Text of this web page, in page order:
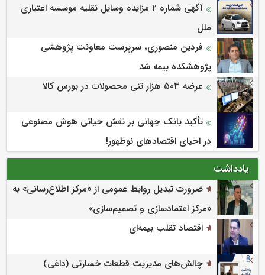
آگهی شماره 2 مزایده وسایل نقلیه موسسه اعتباری
ملل
فردین منصوری، سرپرست معاونت پژوهشی
پژوهشكده بیمه شد
عرضه ۵۰۳ هزار تنی محصولات در بورس کالا
تأکید بانک جهانی بر نقش حیاتی هوش مصنوعی
در احیای اقتصادهای نوظهور!
یادداشت
ضرورت تبدیل روابط عمومی از «مرکز اطلاع‌رسانی» به
«مرکز اعتمادسازی و تصمیم‌سازی»
اقتصاد تقلب بیمه‌ای
چالش‌های مدیریت قطعات خسارتی (داغی)